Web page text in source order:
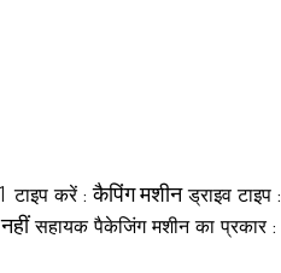
टाइप करें : कैपिंग मशीन ड्राइव टाइप :
नहीं सहायक पैकेजिंग मशीन का प्रकार :